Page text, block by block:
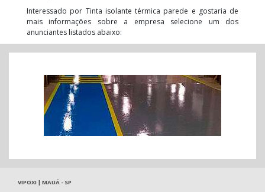
Interessado por Tinta isolante térmica parede e gostaria de
mais informações sobre a empresa selecione um dos
anunciantes listados abaixo:
VIPOXI | MAUÁ - SP